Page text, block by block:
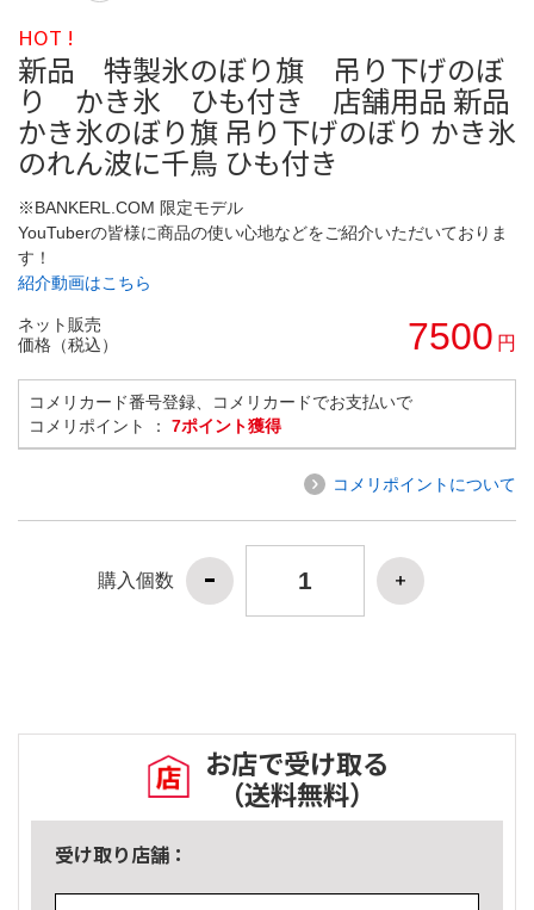
HOT !
新品 特製氷のぼり旗 吊り下げのぼ
り かき氷 ひも付き 店舗用品 新品
かき氷のぼり旗 吊り下げのぼり かき氷
のれん波に千鳥 ひも付き
※BANKERL.COM 限定モデル
YouTuberの皆様に商品の使い心地などをご紹介いただいておりま
す！
紹介動画はこちら
ネット販売
価格（税込）
7500 円
コメリカード番号登録、コメリカードでお支払いで
コメリポイント ： 7ポイント獲得
コメリポイントについて
購入個数
お店で受け取る
（送料無料）
受け取り店舗：